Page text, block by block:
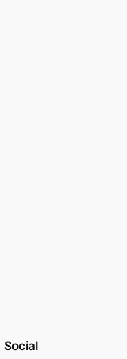
Social